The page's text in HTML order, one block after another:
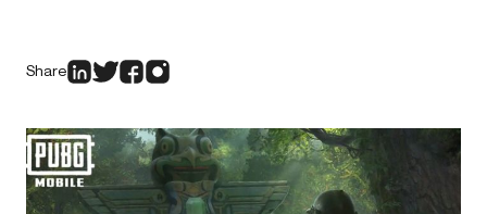
Share